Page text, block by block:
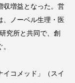
収増益となった。営
、ノーベル生理・医
究所と共同で、創
イコメッド」（スイ